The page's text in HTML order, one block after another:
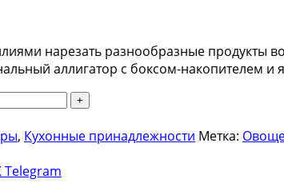
нарезать разнообразные продукты
аллигатор с боксом-накопителем и
, Кухонные принадлежности Метка:
Telegram